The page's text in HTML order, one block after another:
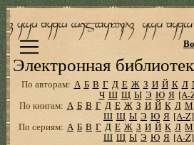
Электронная
По авторам: А Б В Г Д Е Ж З И Й К Л
Ч Ш Щ Ы Э Ю Я [A-
По книгам: А Б В Г Д Е Ж З И Й К Л М
Ш Щ Ы Э Ю Я [A-Z]
По сериям: А Б В Г Д Е Ж З И Й К Л М
Ш Щ Ы Э Ю Я [A-Z]